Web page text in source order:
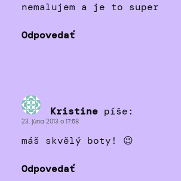
nemalujem a je to super
Odpovedať
Kristine píše:
23. júna 2013 o 17:58
máš skvělý boty! 😉
Odpovedať